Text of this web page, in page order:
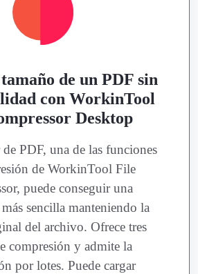
de un PDF sin
con WorkinTool
Desktop
PDF, una de las funciones
de WorkinTool File
puede conseguir una
sencilla manteniendo la
del archivo. Ofrece tres
compresión y admite la
por lotes. Puede cargar